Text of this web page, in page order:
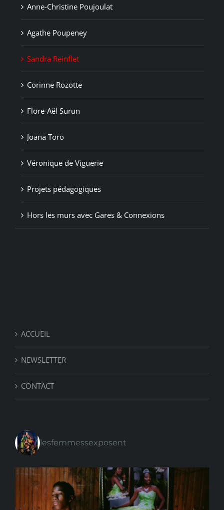
Anne-Christine Poujoulat
Agathe Poupeney
Sandra Reinflet
Corinne Rozotte
Flore-Aël Surun
Joana Toro
Véronique de Viguerie
Projets pédagogiques
Hors les murs avec Gares & Connexions
ACCUEIL
NEWSLETTER
CONTACT
lesfemmessexposent